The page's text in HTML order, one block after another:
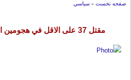
صفحه نخست » سياسي
مقتل 37 على الاقل في هجومين انتحاريين في موسكو